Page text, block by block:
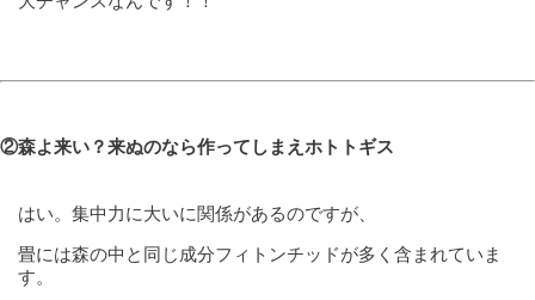
②森よ来い？来ぬのなら作ってしまえホトトギス
はい。集中力に大いに関係があるのですが、
畳には森の中と同じ成分フィトンチッドが多く含まれていま
す。